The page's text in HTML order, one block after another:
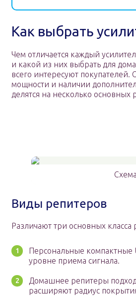
Как выбрать
Чем отличается каждый
и какой из них выбрать для
всего интересуют покупателей.
мощности и наличии
делятся на несколько основных
Виды репитеров
Различают три основных класса
Персональные компактные
уровне приема сигнала.
Домашнее репитеры
расширяют радиус